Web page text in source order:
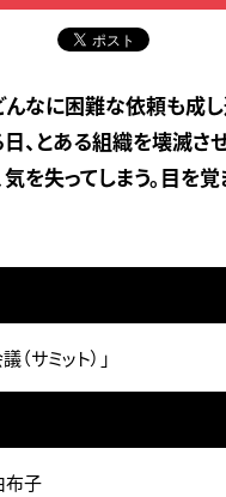
んなに困難な依頼も成
日、とある組織を壊滅さ
を失ってしまう。目を
サミット）」
布子